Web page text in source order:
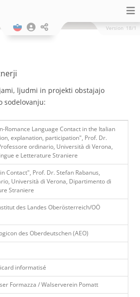
Version 18/1
ljudmi in projekti obstajajo
sodelovanju:
Romance Language Contact in the Italian
explanation, participation", Prof. Dr.
ordinario, Università di Verona,
e Letterature Straniere
Contact", Prof. Dr. Stefan Rabanus,
Università di Verona, Dipartimento di
Straniere
des Landes Oberösterreich/OÖ
des Oberdeutschen (AEO)
informatisé
Formazza / Walserverein Pomatt